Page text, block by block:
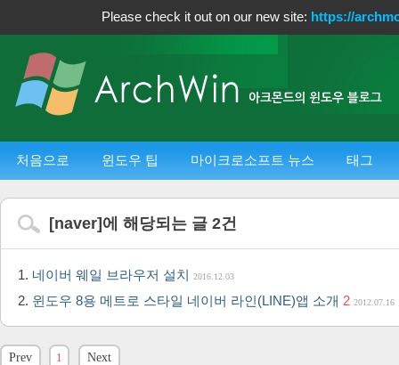
Please check it out on our new site: https://
처음으로 윈도우 팁 마이크로소프트 뉴스 태그
[naver]에 해당되는 글 2건
네이버 웨일 브라우저 설치 2016.12.03
윈도우 8용 메트로 스타일 네이버 라인(LINE)앱 소개 2 2012.07.16
Prev 1 Next